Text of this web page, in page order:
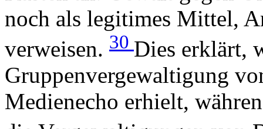
noch als legitimes Mittel,
verweisen. 30 Dies erklärt,
Gruppenvergewaltigung
Medienecho erhielt,